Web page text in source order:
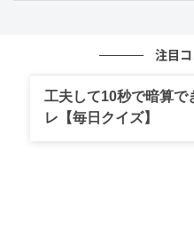
口のサイズは社交性
あなたの口は大きい？ 小
位置。
左右の瞳孔の真下
注目
工夫して10秒で暗算で
レ【毎日クイズ】